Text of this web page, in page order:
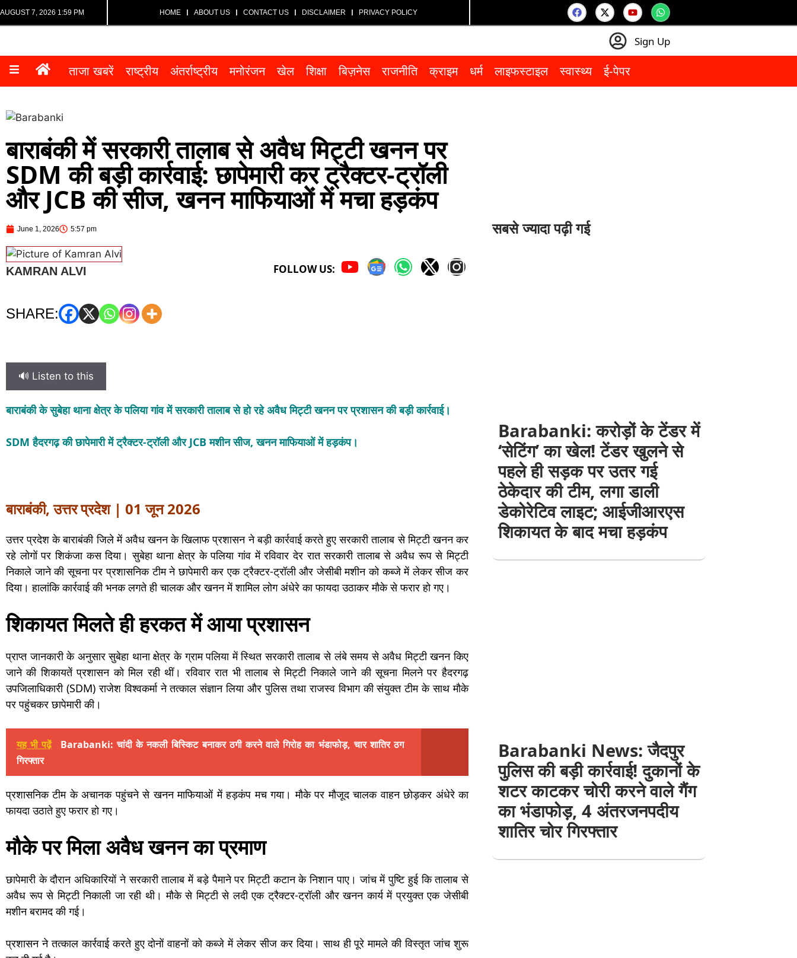
AUGUST 7, 2026 1:59 PM HOME ABOUT US CONTACT US DISCLAIMER PRIVACY POLICY
Sign Up
ताजा खबरें राष्ट्रीय अंतर्राष्ट्रीय मनोरंजन खेल शिक्षा बिज़नेस राजनीति क्राइम धर्म लाइफस्टाइल स्वास्थ्य ई-पेपर
बाराबंकी में सरकारी तालाब से अवैध मिट्टी खनन पर
SDM की बड़ी कार्रवाई: छापेमारी कर ट्रैक्टर-ट्रॉली
और JCB की सीज, खनन माफियाओं में मचा हड़कंप
June 1, 2026 5:57 pm
KAMRAN ALVI FOLLOW US:
SHARE:
🔊 Listen to this
बाराबंकी के सुबेहा थाना क्षेत्र के पलिया गांव में सरकारी तालाब से हो रहे अवैध मिट्टी खनन पर प्रशासन की बड़ी कार्रवाई।
SDM हैदरगढ़ की छापेमारी में ट्रैक्टर-ट्रॉली और JCB मशीन सीज, खनन माफियाओं में हड़कंप।
बाराबंकी, उत्तर प्रदेश | 01 जून 2026
उत्तर प्रदेश के बाराबंकी जिले में अवैध खनन के खिलाफ प्रशासन ने बड़ी कार्रवाई करते हुए सरकारी तालाब से मिट्टी खनन कर
रहे लोगों पर शिकंजा कस दिया। सुबेहा थाना क्षेत्र के पलिया गांव में रविवार देर रात सरकारी तालाब से अवैध रूप से मिट्टी
निकाले जाने की सूचना पर प्रशासनिक टीम ने छापेमारी कर एक ट्रैक्टर-ट्रॉली और जेसीबी मशीन को कब्जे में लेकर सीज कर
दिया। हालांकि कार्रवाई की भनक लगते ही चालक और खनन में शामिल लोग अंधेरे का फायदा उठाकर मौके से फरार हो गए।
शिकायत मिलते ही हरकत में आया प्रशासन
प्राप्त जानकारी के अनुसार सुबेहा थाना क्षेत्र के ग्राम पलिया में स्थित सरकारी तालाब से लंबे समय से अवैध मिट्टी खनन किए
जाने की शिकायतें प्रशासन को मिल रही थीं। रविवार रात भी तालाब से मिट्टी निकाले जाने की सूचना मिलने पर हैदरगढ़
उपजिलाधिकारी (SDM) राजेश विश्वकर्मा ने तत्काल संज्ञान लिया और पुलिस तथा राजस्व विभाग की संयुक्त टीम के साथ मौके
पर पहुंचकर छापेमारी की।
यह भी पढ़ें
Barabanki: चांदी के नकली बिस्किट बनाकर ठगी करने वाले गिरोह का भंडाफोड़, चार शातिर ठग
गिरफ्तार
प्रशासनिक टीम के अचानक पहुंचने से खनन माफियाओं में हड़कंप मच गया। मौके पर मौजूद चालक वाहन छोड़कर अंधेरे का
फायदा उठाते हुए फरार हो गए।
मौके पर मिला अवैध खनन का प्रमाण
छापेमारी के दौरान अधिकारियों ने सरकारी तालाब में बड़े पैमाने पर मिट्टी कटान के निशान पाए। जांच में पुष्टि हुई कि तालाब से
अवैध रूप से मिट्टी निकाली जा रही थी। मौके से मिट्टी से लदी एक ट्रैक्टर-ट्रॉली और खनन कार्य में प्रयुक्त एक जेसीबी
मशीन बरामद की गई।
प्रशासन ने तत्काल कार्रवाई करते हुए दोनों वाहनों को कब्जे में लेकर सीज कर दिया। साथ ही पूरे मामले की विस्तृत जांच शुरू
सबसे ज्यादा पढ़ी गई
Barabanki: करोड़ों के टेंडर में
‘सेटिंग’ का खेल! टेंडर खुलने से
पहले ही सड़क पर उतर गई
ठेकेदार की टीम, लगा डाली
डेकोरेटिव लाइट; आईजीआरएस
शिकायत के बाद मचा हड़कंप
Barabanki News: जैदपुर
पुलिस की बड़ी कार्रवाई! दुकानों के
शटर काटकर चोरी करने वाले गैंग
का भंडाफोड़, 4 अंतरजनपदीय
शातिर चोर गिरफ्तार